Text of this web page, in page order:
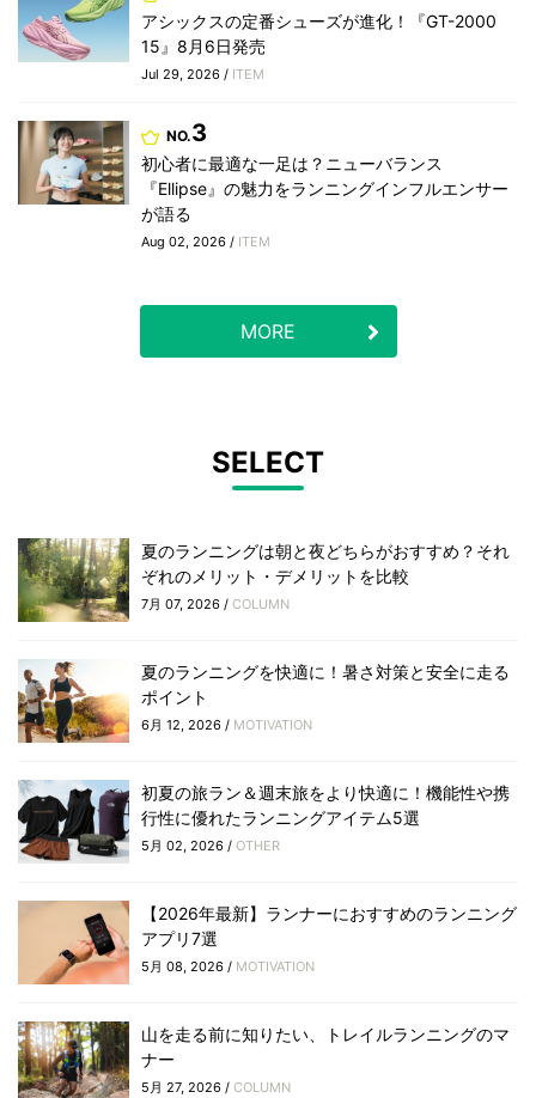
アシックスの定番シューズが進化！『GT-2000
15』8月6日発売
Jul 29, 2026 / ITEM
NO.3
初心者に最適な一足は？ニューバランス
『Ellipse』の魅力をランニングインフルエンサー
が語る
Aug 02, 2026 / ITEM
MORE
SELECT
夏のランニングは朝と夜どちらがおすすめ？それ
ぞれのメリット・デメリットを比較
7月 07, 2026 / COLUMN
夏のランニングを快適に！暑さ対策と安全に走る
ポイント
6月 12, 2026 / MOTIVATION
初夏の旅ラン＆週末旅をより快適に！機能性や携
行性に優れたランニングアイテム5選
5月 02, 2026 / OTHER
【2026年最新】ランナーにおすすめのランニング
アプリ7選
5月 08, 2026 / MOTIVATION
山を走る前に知りたい、トレイルランニングのマ
ナー
5月 27, 2026 / COLUMN